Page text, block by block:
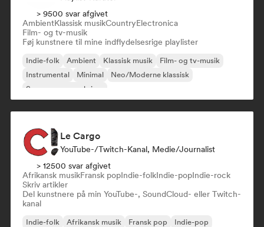
> 9500 svar afgivet
AmbientKlassisk musikCountryElectronica
Film- og tv-musik
Føj kunstnere til mine indflydelsesrige playlister
Indie-folk Ambient Klassisk musik
Film- og tv-musik
Instrumental
Minimal
Neo/Moderne klassisk
Sanger og sangskriver
Le Cargo
YouTube-/Twitch-Kanal, Medie/journalist
> 12500 svar afgivet
Afrikansk musikFransk popIndie-folkIndie-popIndie-rock
Skriv artikler
Del kunstnere på min YouTube-, SoundCloud- eller Twitch-
kanal
Indie-folk Afrikansk musik Fransk pop
Indie-pop